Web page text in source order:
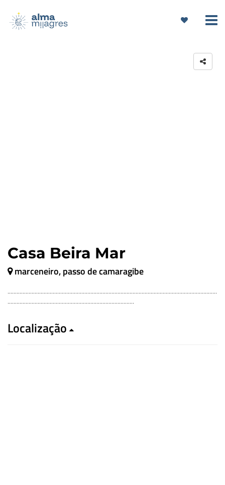
Casa Beira Mar
marceneiro, passo de camaragibe
...........................................................................................................................................
....................................................................................
Localização